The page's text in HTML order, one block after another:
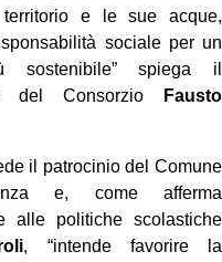
e le sue acque,
sociale per un
sostenibile” spiega il
del Consorzio
Fausto
il patrocinio del Comune
e, come afferma
alle politiche scolastiche
, “intende favorire la